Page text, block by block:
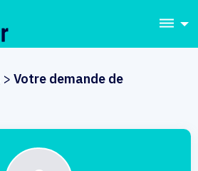
dehaze
> Votre demande de